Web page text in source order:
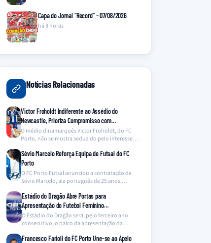
Capa do Jornal “Record” – 07/08/2026
há 8 horas
Notícias Relacionadas
Victor Froholdt Indiferente ao Assédio do
Newcastle, Prioriza Compromisso com…
O médio dinamarquês Victor Froholdt, do FC
Porto, não se mostra seduzido pelo interesse
Sévio Marcelo Reforça Equipa de Futsal do FC
Porto
O FC Porto Futsal anunciou a contratação de
Sévio Marcelo, ala português de 25 anos,
Estádio do Dragão Abre Portas para
Apresentação do Futebol Feminino…
O Estádio do Dragão será, pelo terceiro ano
consecutivo, o palco da apresentação da
Francesco Farioli do FC Porto Une-se ao Apelo